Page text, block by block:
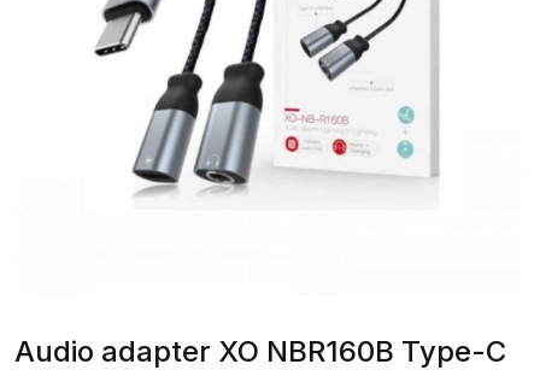
Audio adapter XO NBR160B Type-C